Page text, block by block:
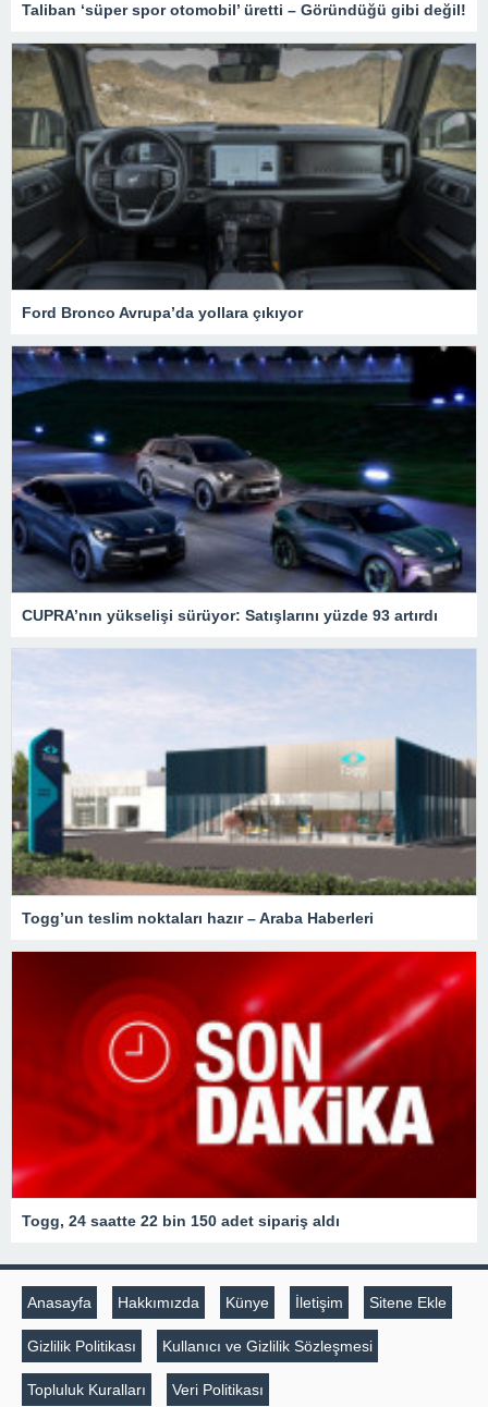
Taliban ‘süper spor otomobil’ üretti – Göründüğü gibi değil!
Ford Bronco Avrupa’da yollara çıkıyor
CUPRA’nın yükselişi sürüyor: Satışlarını yüzde 93 artırdı
Togg’un teslim noktaları hazır – Araba Haberleri
Togg, 24 saatte 22 bin 150 adet sipariş aldı
Anasayfa Hakkımızda Künye İletişim Sitene Ekle
Gizlilik Politikası Kullanıcı ve Gizlilik Sözleşmesi
Topluluk Kuralları Veri Politikası